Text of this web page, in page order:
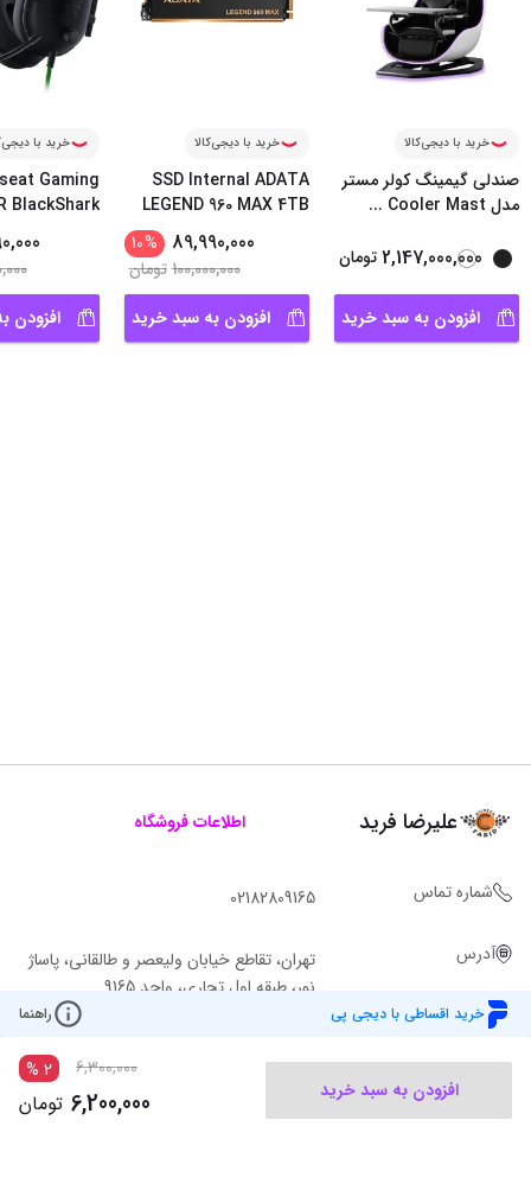
خرید با دیجی‌کالا
صندلی گیمینگ کولر مستر
مدل Cooler Mast
...
2,147,000,000 تومان
افزودن به سبد خرید
خرید با دیجی‌کالا
SSD Internal ADATA
LEGEND 960 MAX 4TB
89,990,000
%
10
100,000,000تومان
افزودن به سبد خرید
خرید با
Gaming
BlackShark
افزودن
خرید اقساطی با دیجی پی راهنما
افزودن به سبد خرید
6,300,000
2
%
6,200,000 تومان
علیرضا فرید اطلاعات فروشگاه
شماره تماس 02182809165
آدرس
تهران، تقاطع خیابان ولیعصر و طالقانی، پاساژ
نور، طبقه اول تجاری، واحد 9165